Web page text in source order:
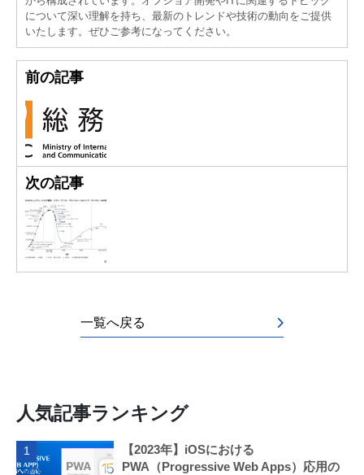
について深い理解を持ち、最新のトレンドや技術の動向をご提供
いたします。ぜひご参考になってください。
前の記事
次の記事
一覧へ戻る
人気記事ランキング
1
【2023年】iOSにおける
PWA（Progressive Web Apps）応用の